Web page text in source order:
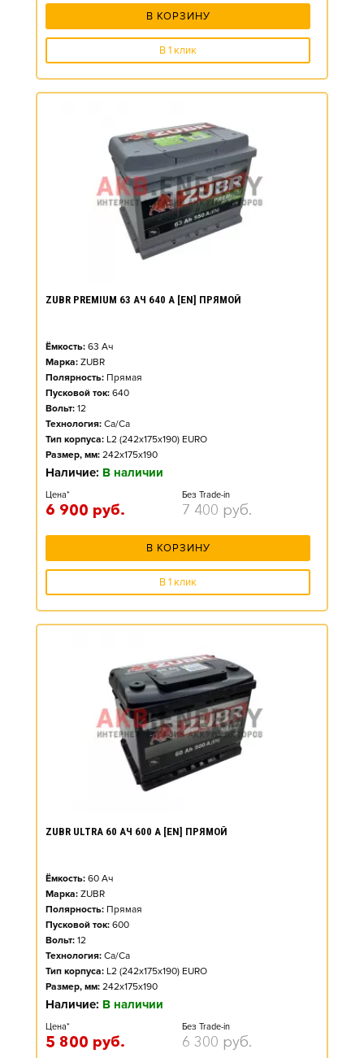
В КОРЗИНУ
В 1 клик
ZUBR PREMIUM 63 АЧ 640 А [EN] ПРЯМОЙ
Ёмкость: 63 Ач
Марка: ZUBR
Полярность: Прямая
Пусковой ток: 640
Вольт: 12
Технология: Ca/Ca
Тип корпуса: L2 (242x175x190) EURO
Размер, мм: 242x175x190
Наличие: В наличии
Цена*
6 900 руб.
Без Trade-in
7 400 руб.
В КОРЗИНУ
В 1 клик
ZUBR ULTRA 60 АЧ 600 А [EN] ПРЯМОЙ
Ёмкость: 60 Ач
Марка: ZUBR
Полярность: Прямая
Пусковой ток: 600
Вольт: 12
Технология: Ca/Ca
Тип корпуса: L2 (242x175x190) EURO
Размер, мм: 242x175x190
Наличие: В наличии
Цена*
5 800 руб.
Без Trade-in
6 300 руб.